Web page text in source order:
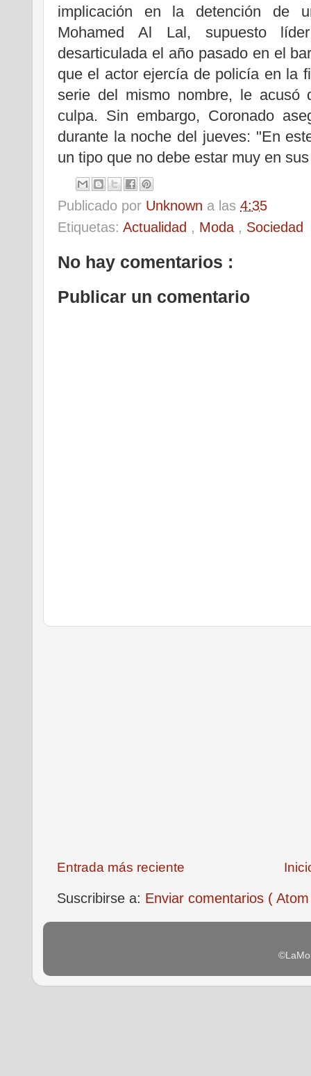
implicación en la detención de
Mohamed Al Lal, supuesto
desarticulada el año pasado en el
que el actor ejercía de policía en la
serie del mismo nombre, le
culpa. Sin embargo, Coronado
durante la noche del jueves: "En
un tipo que no debe estar muy en
Publicado por Unknown a las 4:35
Etiquetas: Actualidad , Moda , Sociedad
No hay comentarios :
Publicar un comentario
Entrada más reciente
Suscribirse a: Enviar comentarios (